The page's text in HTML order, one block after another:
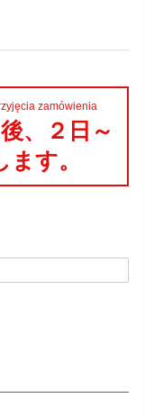
zamówienia
、２日～
す。